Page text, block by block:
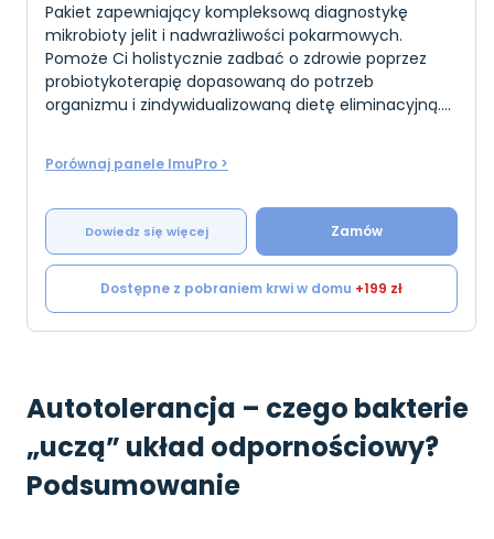
Pakiet zapewniający kompleksową diagnostykę
mikrobioty jelit i nadwrażliwości pokarmowych.
Pomoże Ci holistycznie zadbać o zdrowie poprzez
probiotykoterapię dopasowaną do potrzeb
organizmu i zindywidualizowaną dietę eliminacyjną.
Porównaj panele ImuPro >
Dowiedz się więcej Zamów
Dostępne z pobraniem krwi w domu +199 zł
Autotolerancja – czego bakterie
„uczą” układ odpornościowy?
Podsumowanie